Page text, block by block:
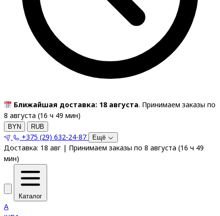
Ближайшая доставка: 18 августа. Принимаем заказы по
8 августа (16 ч 49 мин)
BYN RUB
+375 (29) 632-24-87 Ещё
Доставка: 18 авг | Принимаем заказы по 8 августа (16 ч 49
мин)
Каталог
A